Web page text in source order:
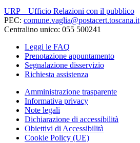
URP – Ufficio Relazioni con il pubblico
PEC: comune.vaglia@postacert.toscana.it
Centralino unico: 055 500241
Leggi le FAQ
Prenotazione appuntamento
Segnalazione disservizio
Richiesta assistenza
Amministrazione trasparente
Informativa privacy
Note legali
Dichiarazione di accessibilità
Obiettivi di Accessibilità
Cookie Policy (UE)